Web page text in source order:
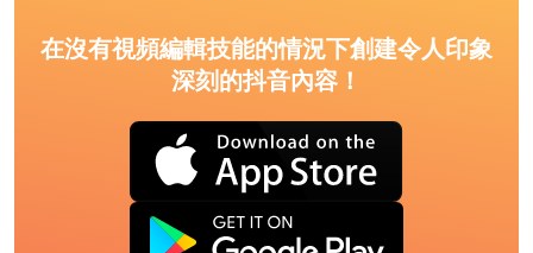
在沒有視頻編輯技能的情況下創建令人印象
深刻的抖音內容！